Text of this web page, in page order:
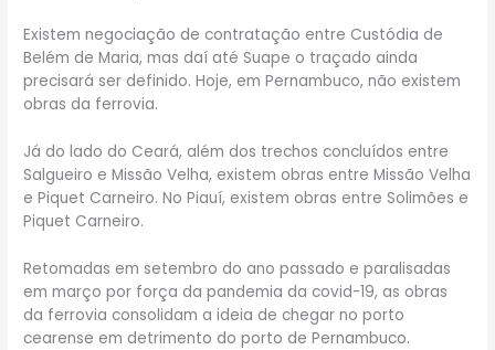
Existem negociação de contratação entre Custódia de
Belém de Maria, mas daí até Suape o traçado ainda
precisará ser definido. Hoje, em Pernambuco, não existem
obras da ferrovia.
Já do lado do Ceará, além dos trechos concluídos entre
Salgueiro e Missão Velha, existem obras entre Missão Velha
e Piquet Carneiro. No Piauí, existem obras entre Solimões e
Piquet Carneiro.
Retomadas em setembro do ano passado e paralisadas
em março por força da pandemia da covid-19, as obras
da ferrovia consolidam a ideia de chegar no porto
cearense em detrimento do porto de Pernambuco.